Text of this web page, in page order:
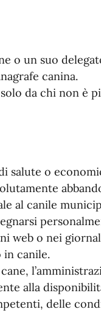
o un suo
canina.
da chi non è
salute o
al canile
web o nei
in canile.
alla
delle